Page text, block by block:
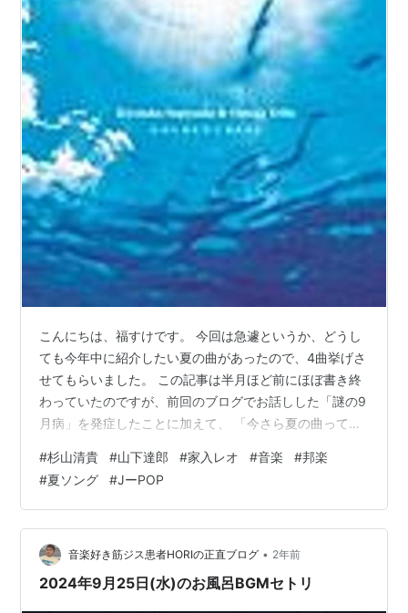
こんにちは、福すけです。 今回は急遽というか、どうし
ても今年中に紹介したい夏の曲があったので、4曲挙げさ
せてもらいました。 この記事は半月ほど前にほぼ書き終
わっていたのですが、前回のブログでお話しした「謎の9
月病」を発症したことに加えて、 「今さら夏の曲ってど
く公開できずにいました。 ただ、「好きなことを自由に
書きたいと思ってこのブログを始めた」ことを思い出す
と、あまり常識とか思い込みに囚われるのは嫌だなと思
って、今回思い切って出すことにしました。 一昨日から
10月に入り季節的にズレがあるとは思いますが、よかっ
たら聴いてみてください。 【目次】…
#杉山清貴 #山下達郎 #家入レオ #音楽 #邦楽
#夏ソング #JーPOP
音楽好き筋ジス患者HORIの正直ブログ • 2年前
2024年9月25日(水)のお風呂BGMセトリ